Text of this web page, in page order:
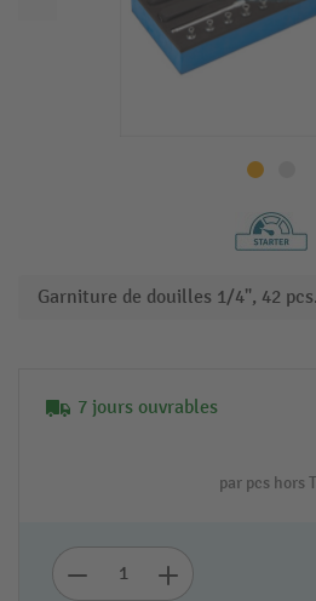
7 jours ouvrables
par pcs hors